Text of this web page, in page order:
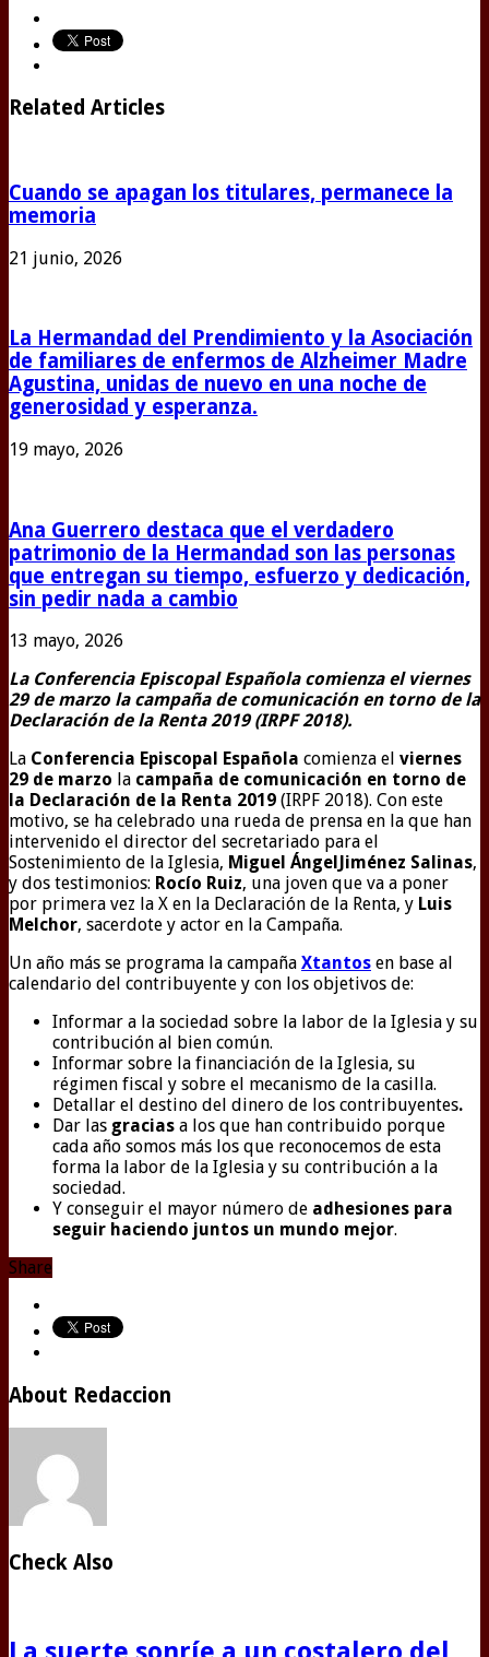
Related Articles
Cuando se apagan los titulares, permanece la
memoria
21 junio, 2026
La Hermandad del Prendimiento y la Asociación
de familiares de enfermos de Alzheimer Madre
Agustina, unidas de nuevo en una noche de
generosidad y esperanza.
19 mayo, 2026
Ana Guerrero destaca que el verdadero
patrimonio de la Hermandad son las personas
que entregan su tiempo, esfuerzo y dedicación,
sin pedir nada a cambio
13 mayo, 2026
La Conferencia Episcopal Española comienza el viernes
29 de marzo la campaña de comunicación en torno de la
Declaración de la Renta 2019 (IRPF 2018).
La Conferencia Episcopal Española comienza el viernes
29 de marzo la campaña de comunicación en torno de
la Declaración de la Renta 2019 (IRPF 2018). Con este
motivo, se ha celebrado una rueda de prensa en la que han
intervenido el director del secretariado para el
Sostenimiento de la Iglesia, Miguel ÁngelJiménez Salinas,
y dos testimonios: Rocío Ruiz, una joven que va a poner
por primera vez la X en la Declaración de la Renta, y Luis
Melchor, sacerdote y actor en la Campaña.
Un año más se programa la campaña Xtantos en base al
calendario del contribuyente y con los objetivos de:
Informar a la sociedad sobre la labor de la Iglesia y su
contribución al bien común.
Informar sobre la financiación de la Iglesia, su
régimen fiscal y sobre el mecanismo de la casilla.
Detallar el destino del dinero de los contribuyentes.
Dar las gracias a los que han contribuido porque
cada año somos más los que reconocemos de esta
forma la labor de la Iglesia y su contribución a la
sociedad.
Y conseguir el mayor número de adhesiones para
seguir haciendo juntos un mundo mejor.
Share
About Redaccion
Check Also